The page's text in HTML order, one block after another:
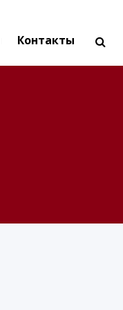
Контакты